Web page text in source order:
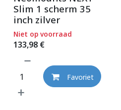
Slim 1 scherm 35
inch zilver
133,98 €
Niet op voorraad
Favoriet